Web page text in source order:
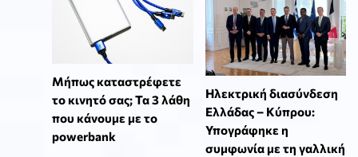
Μήπως καταστρέφετε
το κινητό σας; Τα 3 λάθη
που κάνουμε με το
powerbank
Ηλεκτρική διασύνδεση
Ελλάδας – Κύπρου:
Υπογράφηκε η
συμφωνία με τη γαλλική